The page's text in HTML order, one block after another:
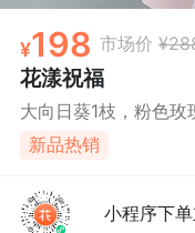
198 市场价
花漾祝福
大向日葵1枝，粉色玫
新品热销
小程序下